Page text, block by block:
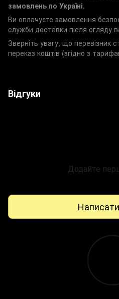
замовлень по Україні.
Ви оплачуєте замовлення
служби доставки після огляду
Зверніть увагу, що перевізник
переказ коштів (згідно з
Відгуки
Додайте